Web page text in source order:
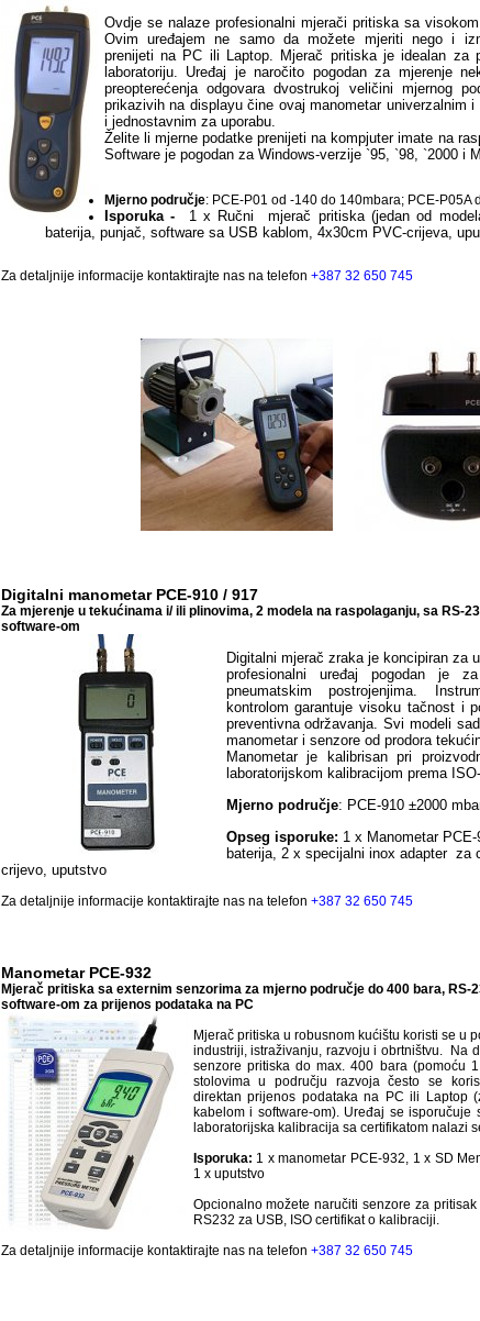
Ovdje se nalaze profesionalni mjerači pritiska sa
Ovim uređajem ne samo da možete mjeriti nego i
prenijeti na PC ili Laptop. Mjerač pritiska je idealan za
laboratoriju. Uređaj je naročito pogodan za mjerenje
preopterećenja odgovara dvostrukoj veličini mjernog
prikazivih na displayu čine ovaj manometar univerzalnim
i jednostavnim za uporabu.
Želite li mjerne podatke prenijeti na kompjuter imate na
Software je pogodan za Windows-verzije `95, `98, `2000 i
Mjerno područje: PCE-P01 od -140 do 140mbara; PCE-P05A
Isporuka - 1 x Ručni mjerač pritiska (jedan od
baterija, punjač, software sa USB kablom, 4x30cm PVC-crijeva,
Za detaljnije informacije kontaktirajte nas na telefon +387 32 650 745
Digitalni manometar PCE-910 / 917
Za mjerenje u tekućinama i/ ili plinovima, 2 modela na raspolaganju, sa RS-
software-om
Digitalni mjerač zraka je koncipiran za
profesionalni uređaj pogodan je
pneumatskim postrojenjima.
kontrolom garantuje visoku tačnost i
preventivna održavanja. Svi modeli
manometar i senzore od prodora
Manometar je kalibrisan pri
laboratorijskom kalibracijom prema
Mjerno područje: PCE-910 ±2000
Opseg isporuke: 1 x Manometar
baterija, 2 x specijalni inox adapter za
crijevo, uputstvo
Za detaljnije informacije kontaktirajte nas na telefon +387 32 650 745
Manometar PCE-932
Mjerač pritiska sa externim senzorima za mjerno područje do 400 bara, RS-
software-om za prijenos podataka na PC
Mjerač pritiska u robusnom kućištu koristi se u
industriji, istraživanju, razvoju i obrtništvu. Na
senzore pritiska do max. 400 bara (pomoću
stolovima u području razvoja često se
direktan prijenos podataka na PC ili Laptop
kabelom i software-om). Uređaj se isporučuje
laboratorijska kalibracija sa certifikatom nalazi
Isporuka: 1 x manometar PCE-932, 1 x SD
1 x uputstvo
Opcionalno možete naručiti senzore za
RS232 za USB, ISO certifikat o kalibraciji.
Za detaljnije informacije kontaktirajte nas na telefon +387 32 650 745